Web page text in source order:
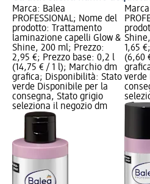
Marca: Balea
PROFESSIONAL; Nome del
prodotto: Trattamento
laminazione capelli Glow &
Shine, 200 ml; Prezzo:
2,95 €; Prezzo base: 0,2 l
(14,75 € / 1 l); Marchio dm
grafica; Disponibilità: Stato
verde Disponibile per la
consegna, Stato grigio
seleziona il negozio dm
1,65
(6,60
verde